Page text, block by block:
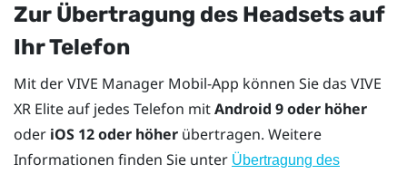
Zur Übertragung des Headsets auf
Ihr Telefon
Mit derVIVE Manager Mobil-App können Sie das VIVE
XR Eliteauf jedes Telefon mitAndroid 9 oder höher
oder iOS 12 oder höher übertragen. Weitere
Informationen finden Sie unter Übertragung des